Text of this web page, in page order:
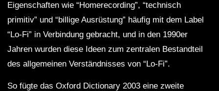
Eigenschaften wie “Homerecording”, “technisch
primitiv” und “billige Ausrüstung” häufig mit dem Label
“Lo-Fi” in Verbindung gebracht, und in den 1990er
Jahren wurden diese Ideen zum zentralen Bestandteil
des allgemeinen Verständnisses von “Lo-Fi”.
So fügte das Oxford Dictionary 2003 eine zweite